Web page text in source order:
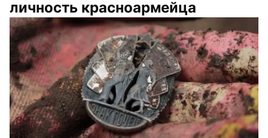
личность красноармейца